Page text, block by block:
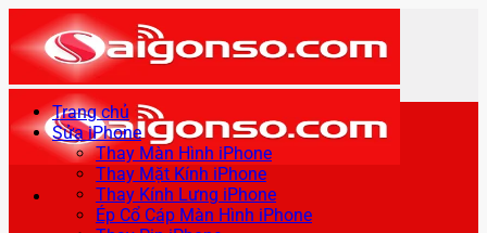
qua
nội
dung
Trang chủ
Sửa iPhone
Thay Màn Hình iPhone
Thay Mặt Kính iPhone
Thay Kính Lưng iPhone
Ép Cổ Cáp Màn Hình iPhone